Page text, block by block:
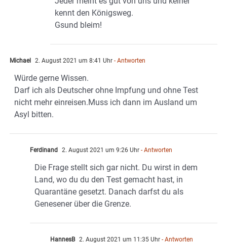
kennt den Königsweg.
Gsund bleim!
Michael 2. August 2021 um 8:41 Uhr - Antworten
Würde gerne Wissen.
Darf ich als Deutscher ohne Impfung und ohne Test
nicht mehr einreisen.Muss ich dann im Ausland um
Asyl bitten.
Ferdinand 2. August 2021 um 9:26 Uhr - Antworten
Die Frage stellt sich gar nicht. Du wirst in dem
Land, wo du du den Test gemacht hast, in
Quarantäne gesetzt. Danach darfst du als
Genesener über die Grenze.
HannesB 2. August 2021 um 11:35 Uhr - Antworten